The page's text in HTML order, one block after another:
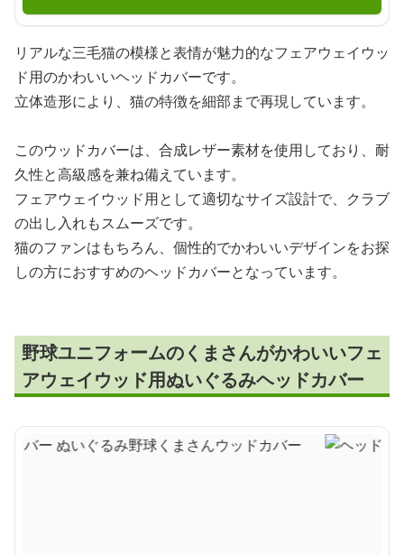
リアルな三毛猫の模様と表情が魅力的なフェアウェイウッ
ド用のかわいいヘッドカバーです。
立体造形により、猫の特徴を細部まで再現しています。
このウッドカバーは、合成レザー素材を使用しており、耐
久性と高級感を兼ね備えています。
フェアウェイウッド用として適切なサイズ設計で、クラブ
の出し入れもスムーズです。
猫のファンはもちろん、個性的でかわいいデザインをお探
しの方におすすめのヘッドカバーとなっています。
野球ユニフォームのくまさんがかわいいフェ
アウェイウッド用ぬいぐるみヘッドカバー